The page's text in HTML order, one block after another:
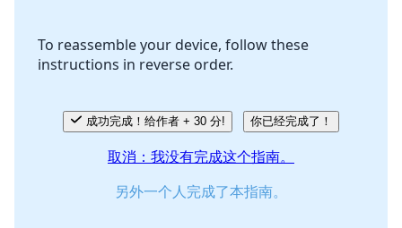
To reassemble your device, follow these
instructions in reverse order.
成功完成！给作者 + 30 分! 你已经完成了！
取消：我没有完成这个指南。
另外一个人完成了本指南。